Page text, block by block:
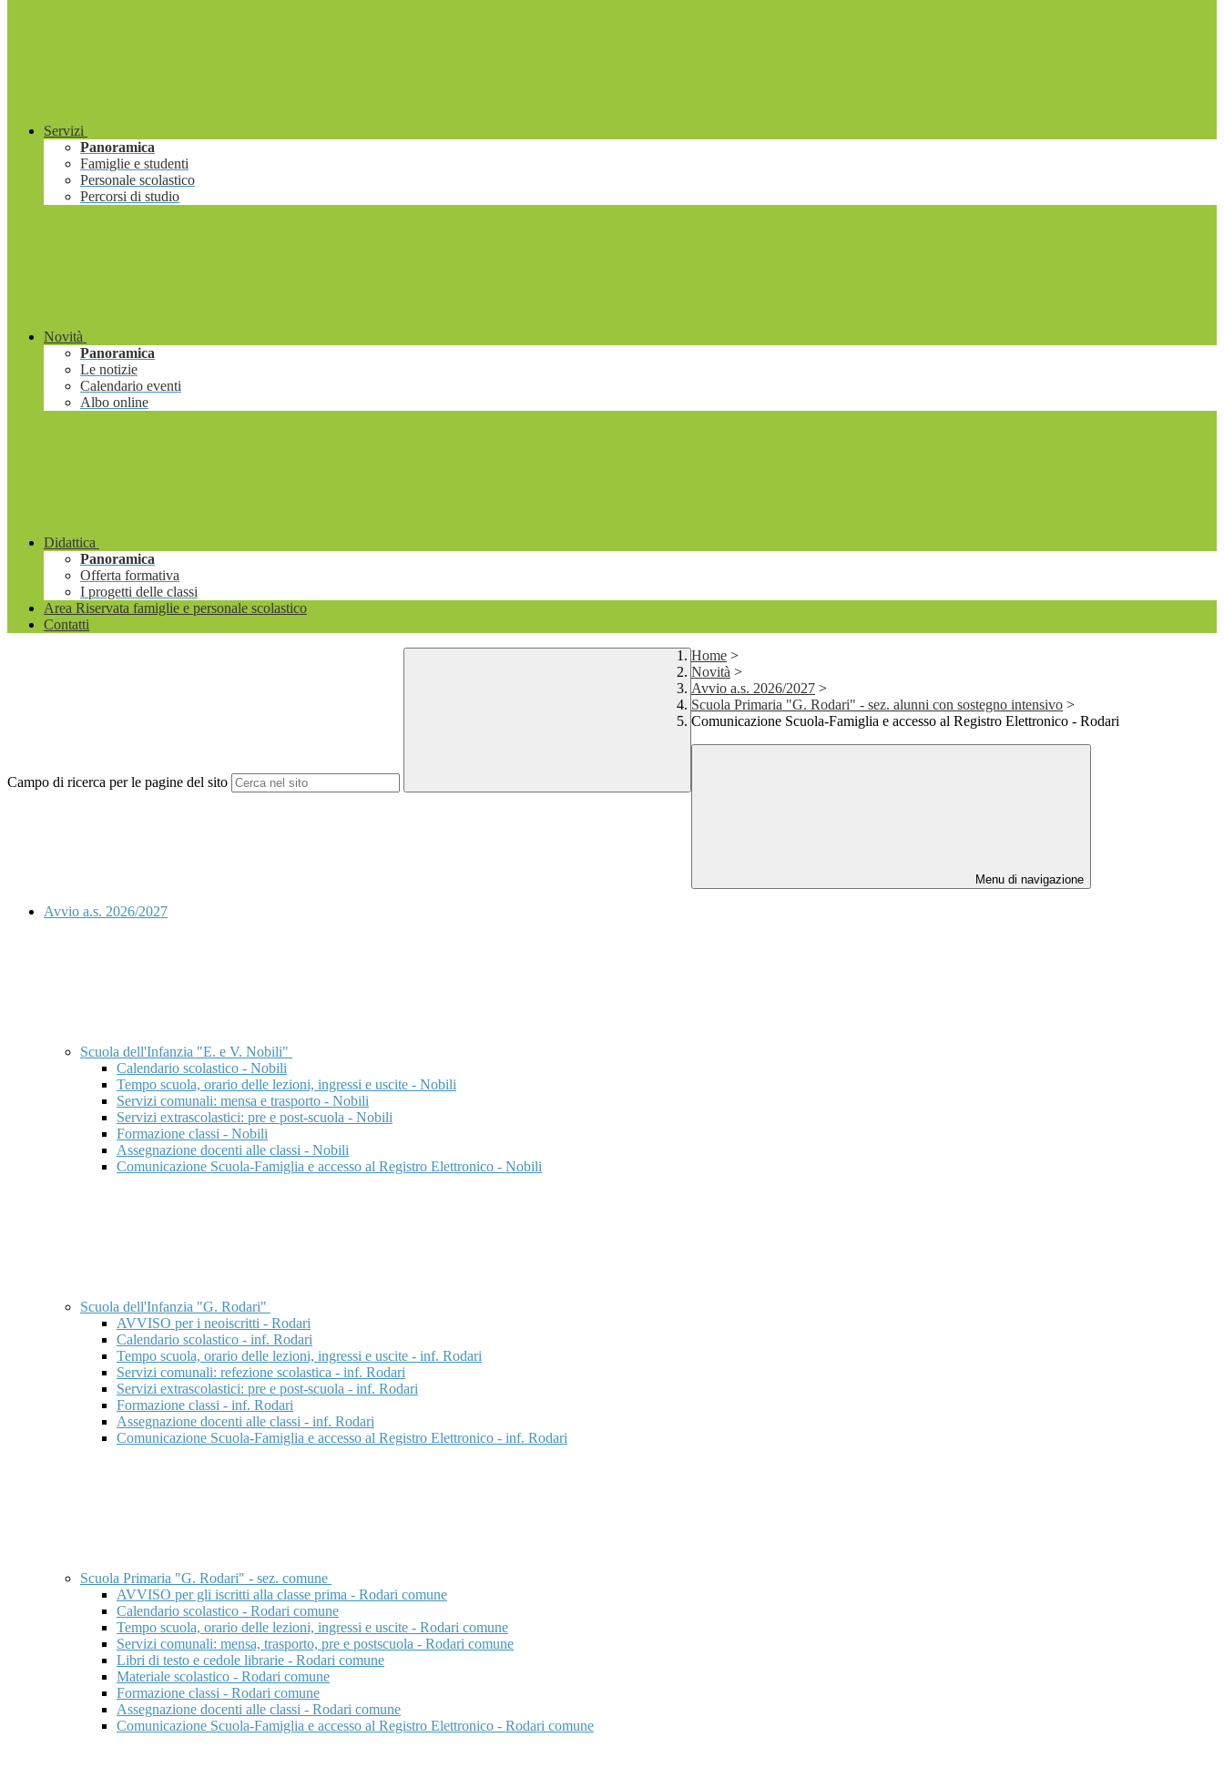
Servizi
Panoramica
Famiglie e studenti
Personale scolastico
Percorsi di studio
Novità
Panoramica
Le notizie
Calendario eventi
Albo online
Didattica
Panoramica
Offerta formativa
I progetti delle classi
Area Riservata famiglie e personale scolastico
Contatti
Campo di ricerca per le pagine del sito
Home >
Novità >
Avvio a.s. 2026/2027 >
Scuola Primaria "G. Rodari" - sez. alunni con sostegno intensivo >
Comunicazione Scuola-Famiglia e accesso al Registro Elettronico - Rodari
Menu di navigazione
Avvio a.s. 2026/2027
Scuola dell'Infanzia "E. e V. Nobili"
Calendario scolastico - Nobili
Tempo scuola, orario delle lezioni, ingressi e uscite - Nobili
Servizi comunali: mensa e trasporto - Nobili
Servizi extrascolastici: pre e post-scuola - Nobili
Formazione classi - Nobili
Assegnazione docenti alle classi - Nobili
Comunicazione Scuola-Famiglia e accesso al Registro Elettronico - Nobili
Scuola dell'Infanzia "G. Rodari"
AVVISO per i neoiscritti - Rodari
Calendario scolastico - inf. Rodari
Tempo scuola, orario delle lezioni, ingressi e uscite - inf. Rodari
Servizi comunali: refezione scolastica - inf. Rodari
Servizi extrascolastici: pre e post-scuola - inf. Rodari
Formazione classi - inf. Rodari
Assegnazione docenti alle classi - inf. Rodari
Comunicazione Scuola-Famiglia e accesso al Registro Elettronico - inf. Rodari
Scuola Primaria "G. Rodari" - sez. comune
AVVISO per gli iscritti alla classe prima - Rodari comune
Calendario scolastico - Rodari comune
Tempo scuola, orario delle lezioni, ingressi e uscite - Rodari comune
Servizi comunali: mensa, trasporto, pre e postscuola - Rodari comune
Libri di testo e cedole librarie - Rodari comune
Materiale scolastico - Rodari comune
Formazione classi - Rodari comune
Assegnazione docenti alle classi - Rodari comune
Comunicazione Scuola-Famiglia e accesso al Registro Elettronico - Rodari comune